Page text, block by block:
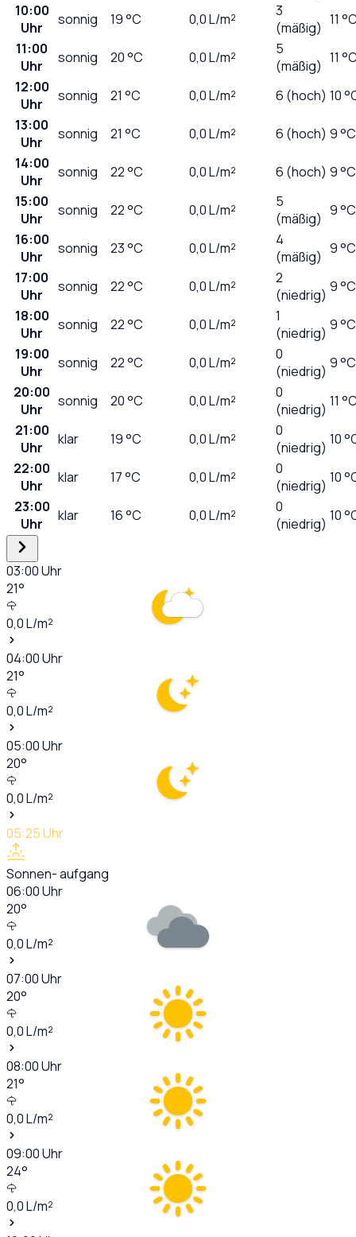
10:00
Uhr
sonnig 19°C 0,0L/m²
3
(mäßig) 11
11:00
Uhr
sonnig 20°C 0,0L/m²
5
(mäßig) 11
12:00
Uhr
sonnig 21 °C 0,0L/m² 6 (hoch) 10
13:00
Uhr
sonnig 21 °C 0,0L/m² 6 (hoch) 9 °C
14:00
Uhr
sonnig 22°C 0,0L/m² 6 (hoch) 9 °C
15:00
Uhr
sonnig 22°C 0,0L/m²
5
(mäßig) 9 °C
16:00
Uhr
sonnig 23°C 0,0L/m²
4
(mäßig) 9 °C
17:00
Uhr
sonnig 22°C 0,0L/m²
2
(niedrig) 9 °C
18:00
Uhr
sonnig 22°C 0,0L/m²
1
(niedrig) 9 °C
19:00
Uhr
sonnig 22°C 0,0L/m²
0
(niedrig) 9 °C
20:00
Uhr
sonnig 20°C 0,0L/m²
0
(niedrig) 11
21:00
Uhr
klar 19°C 0,0L/m²
0
(niedrig) 10
22:00
Uhr
klar 17°C 0,0L/m²
0
(niedrig) 10
23:00
Uhr
klar 16°C 0,0L/m²
0
(niedrig) 10
03:00Uhr
21°
0,0L/m²
04:00Uhr
21°
0,0L/m²
05:00Uhr
20°
0,0L/m²
05:25Uhr
Sonnen- aufgang
06:00Uhr
20°
0,0L/m²
07:00Uhr
20°
0,0L/m²
08:00Uhr
21°
0,0L/m²
09:00Uhr
24°
0,0L/m²